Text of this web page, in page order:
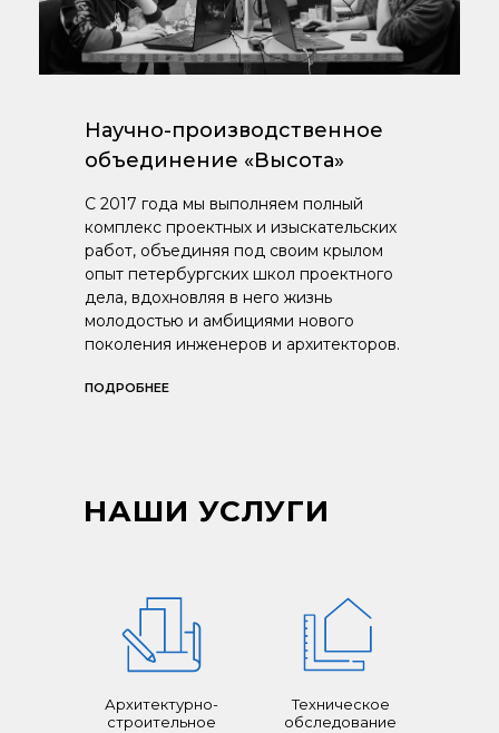
Научно-производственное
объединение «Высота»
С 2017 года мы выполняем полный
комплекс проектных и изыскательских
работ, объединяя под своим крылом
опыт петербургских школ проектного
дела, вдохновляя в него жизнь
молодостью и амбициями нового
поколения инженеров и архитекторов.
ПОДРОБНЕЕ
Техническое
обследование
Архитектурно-
строительное
НАШИ УСЛУГИ